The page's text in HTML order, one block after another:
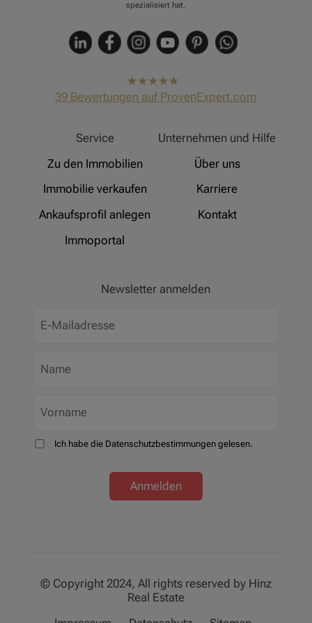
spezialisiert hat.
hat4,91
von5
39 Bewertungen auf ProvenExpert.com
Service
Zu den Immobilien
Immobilie verkaufen
Ankaufsprofil anlegen
Immoportal
Unternehmen und Hilfe
Über uns
Karriere
Kontakt
Newsletter anmelden
Ich habe die Datenschutzbestimmungen gelesen.
Anmelden
© Copyright 2024, All rights reserved by Hinz
Real Estate